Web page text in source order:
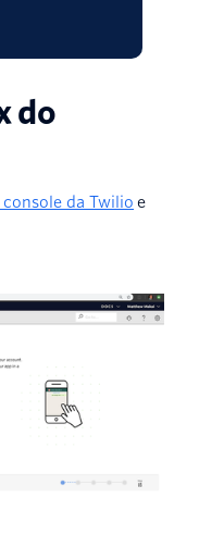
do
da Twilio e